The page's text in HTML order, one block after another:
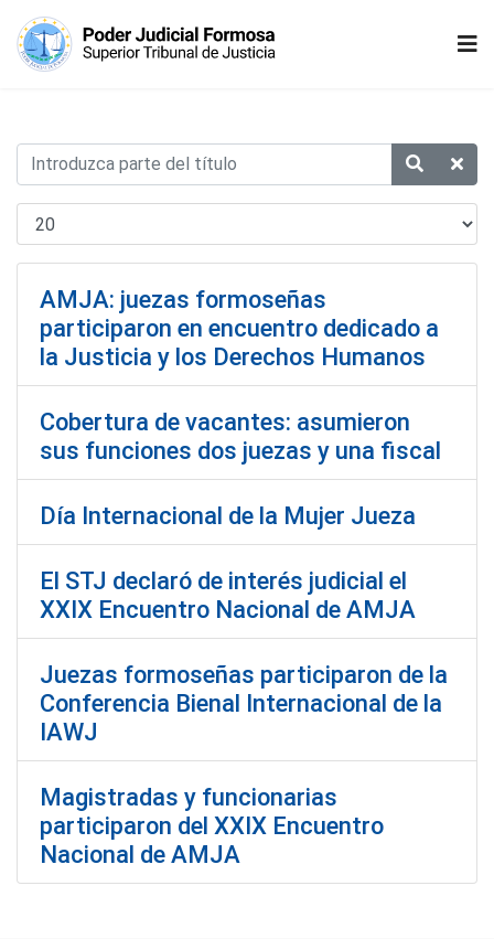
AMJA: juezas formoseñas
participaron en encuentro dedicado a
la Justicia y los Derechos Humanos
Cobertura de vacantes: asumieron
sus funciones dos juezas y una fiscal
Día Internacional de la Mujer Jueza
El STJ declaró de interés judicial el
XXIX Encuentro Nacional de AMJA
Juezas formoseñas participaron de la
Conferencia Bienal Internacional de la
IAWJ
Magistradas y funcionarias
participaron del XXIX Encuentro
Nacional de AMJA